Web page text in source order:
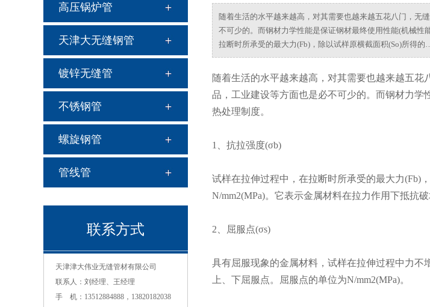
高压锅炉管
天津大无缝钢管
镀锌无缝管
不锈钢管
螺旋钢管
管线管
联系方式
天津津大伟业无缝管材有限公司
联系人：刘经理、王经理
手 机：13512884888，13820182038
随着生活的水平越来越高，对其需要也越来越五花八门，无
不可少的。而钢材力学性能是保证钢材最终使用性能(机械
拉断时所承受的最大力(Fb)，除以试样原横截面积(So)所得的
随着生活的水平越来越高，对其需要也越来越五
品，工业建设等方面也是必不可少的。而钢材力
热处理制度。
1、抗拉强度(σb)
试样在拉伸过程中，在拉断时所承受的最大力(Fb)
N/mm2(MPa)。它表示金属材料在拉力作用下抵抗破
2、屈服点(σs)
具有屈服现象的金属材料，试样在拉伸过程中力
上、下屈服点。屈服点的单位为N/mm2(MPa)。